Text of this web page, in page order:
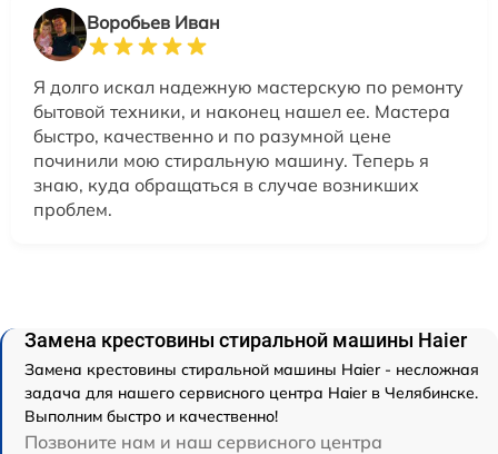
Воробьев Иван
Я долго искал надежную мастерскую по ремонту
бытовой техники, и наконец нашел ее. Мастера
быстро, качественно и по разумной цене
починили мою стиральную машину. Теперь я
знаю, куда обращаться в случае возникших
проблем.
Замена крестовины стиральной машины Haier
Замена крестовины стиральной машины Haier - несложная
задача для нашего сервисного центра Haier в Челябинске.
Выполним быстро и качественно!
Позвоните нам и наш сервисного центра